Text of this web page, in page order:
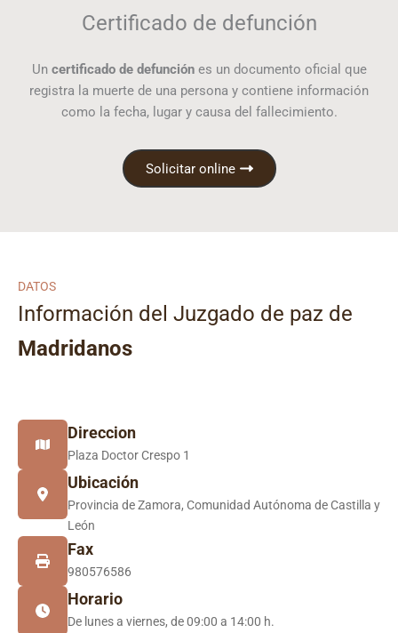
Certificado de defunción
Un certificado de defunciónes un documento oficial que
registra la muerte de una persona y contiene información
como la fecha, lugar y causa del fallecimiento.
Solicitar online
DATOS
Información del Juzgado de paz de
Madridanos
Direccion
Plaza Doctor Crespo 1
Ubicación
Provincia de Zamora, Comunidad Autónoma de Castilla y
León
Fax
980576586
Horario
De lunes a viernes, de 09:00 a 14:00 h.